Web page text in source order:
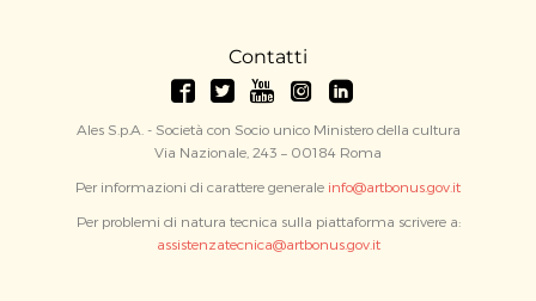
Contatti
Ales S.p.A. - Società con Socio unico Ministero della cultura
Via Nazionale, 243 – 00184 Roma
Per informazioni di carattere generale info@artbonus.gov.it
Per problemi di natura tecnica sulla piattaforma scrivere a:
assistenzatecnica@artbonus.gov.it